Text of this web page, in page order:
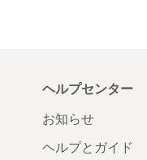
ヘルプセンター
お知らせ
ヘルプとガイド